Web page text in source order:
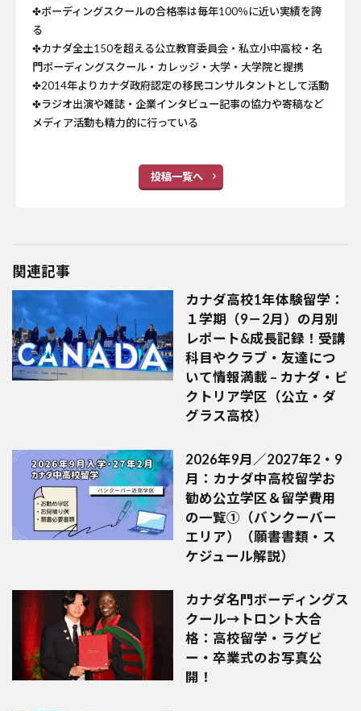
✤ボーディングスクールの合格率は毎年100％に近い実績を誇
る
✤カナダ全土150を超える公立教育委員会・私立小中高校・名
門ボーディングスクール・カレッジ・大学・大学院と提携
✤2014年よりカナダ政府認定の移民コンサルタントとして活動
✤ラジオ出演や雑誌・企業インタビュー記事の協力や寄稿など
メディア活動も精力的に行っている
投稿一覧へ
関連記事
カナダ高校1年体験留学：
１学期（9－2月）の月別
レポート&成長記録！受講
科目やクラブ・友達につ
いて情報満載 – カナダ・ビ
クトリア学区（公立・ダ
グラス高校）
2026年9月／2027年2・9
月：カナダ中高校留学お
勧め公立学区＆留学費用
の一覧①（バンクーバー
エリア）（願書書類・ス
ケジュール解説）
カナダ名門ボーディングス
クール→トロント大合
格：高校留学・ラグビ
ー・卒業式のお写真公
開！